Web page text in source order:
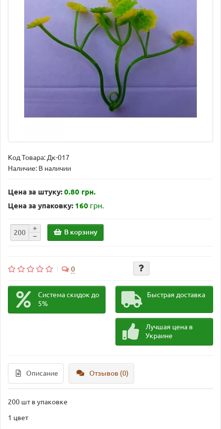
Код Товара: Дк-017
Наличие: В наличии
Цена за штуку:0.80 грн.
Цена за упаковку: 160 грн.
В корзину
0
Система скидок до
5%
Быстрая доставка
Лучшая цена в
Украине
Описание Отзывов (0)
200 шт в упаковке
1 цвет